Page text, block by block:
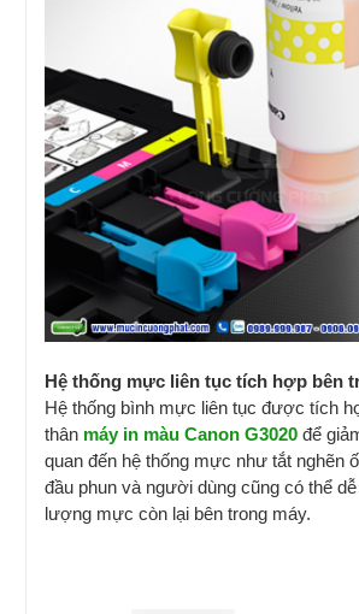
Hệ thống mực liên tục tích hợp bên
Hệ thống bình mực liên tục được tích
thân máy in màu Canon G3020 để
quan đến hệ thống mực như tắt nghẽn
đầu phun và người dùng cũng có thể
lượng mực còn lại bên trong máy.